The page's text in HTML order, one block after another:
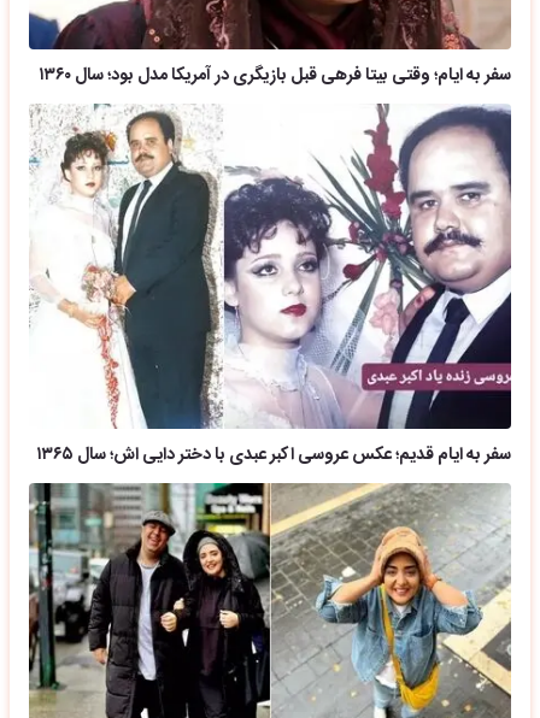
سفر به ایام؛ وقتی بیتا فرهی قبل بازیگری در آمریکا مدل بود؛ سال ۱۳۶۰
سفر به ایام قدیم؛ عکس عروسی اکبر عبدی با دختر دایی اش؛ سال ۱۳۶۵